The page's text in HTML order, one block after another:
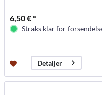
6,50 € *
Straks klar for
Detaljer